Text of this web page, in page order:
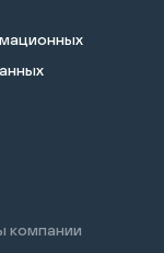
компании